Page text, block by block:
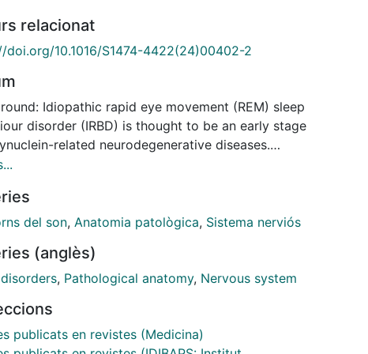
relacionat
doi.org/10.1016/S1474-4422(24)00402-2
Idiopathic rapid eye movement (REM) sleep
disorder (IRBD) is thought to be an early stage
related neurodegenerative diseases.
the definitive identification of its biological
We aimed to describe the post-mortem
of individuals with IRBD who developed
Barcelona, Spain, we examined post-mortem
and spinal cords from individuals diagnosed
del son, Anatomia patològica, Sistema nerviós
(anglès)
, Pathological anatomy, Nervous system
publicats en revistes (Medicina)